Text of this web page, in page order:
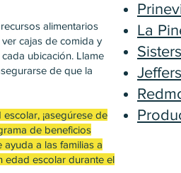
alimentarios
cajas de comida y
ubicación. Llame
de que la
¡asegúrese de
de beneficios
a las familias a
edad escolar durante el
La
Sisters